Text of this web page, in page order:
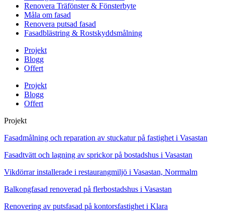
Renovera Träfönster & Fönsterbyte
Måla om fasad
Renovera putsad fasad
Fasadblästring & Rostskyddsmålning
Projekt
Blogg
Offert
Projekt
Blogg
Offert
Projekt
Fasadmålning och reparation av stuckatur på fastighet i Vasastan
Fasadtvätt och lagning av sprickor på bostadshus i Vasastan
Vikdörrar installerade i restaurangmiljö i Vasastan, Norrmalm
Balkongfasad renoverad på flerbostadshus i Vasastan
Renovering av putsfasad på kontorsfastighet i Klara